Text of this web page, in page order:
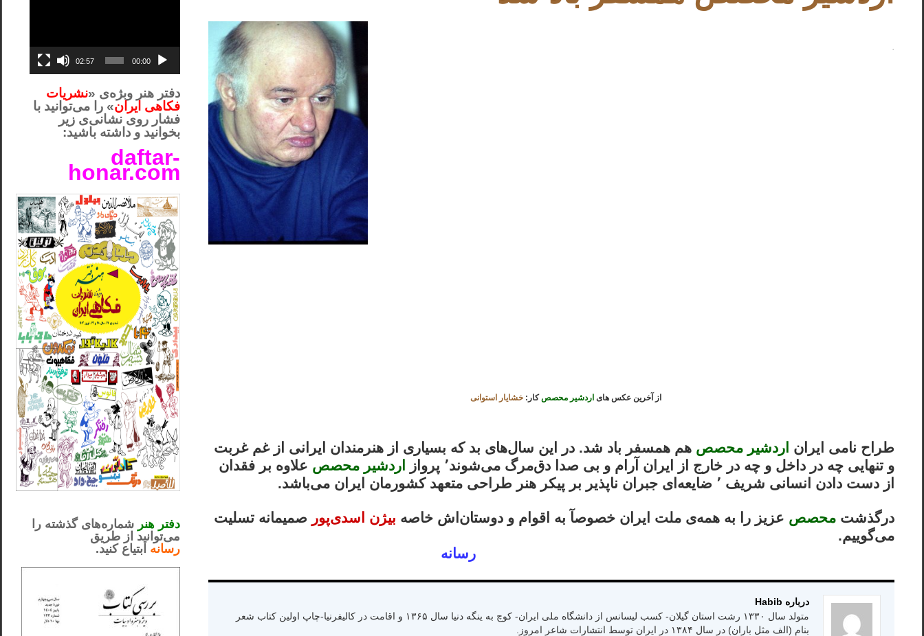
.
از آخرین عکس های اردشیر محصصکار: خشایار استوانی
طراح نامی ایران اردشیر محصص هم همسفر باد شد. در این سال‌های بد که بسیاری از هنرمندان ایرانی‌ از غم غربت
و تنهایی چه در داخل و چه در خارج از ایران آرام و بی صدا دق‌مرگ می‌شوند٬ پرواز
اردشیر محصص علاوه بر فقدان
از دست دادن انسانی شریف ٬ ضایعه‌ای جبران ناپذیر بر پیکر هنر طراحی متعهد کشورمان ایران می‌باشد.
درگذشت محصص عزیز را به همه‌ی ملت ایران خصوصآ به اقوام و دوستان‌اش خاصه بیژن اسدی‌پور صمیمانه تسلیت
می‌گوییم.
رسانه
درباره Habib
متولد سال ۱۳۳۰ رشت استان گیلان- کسب لیسانس از دانشگاه ملی ایران- کوچ به ینگه دنیا سال ۱۳۶۵ و اقامت در کالیفرنیا-چاپ اولین کتاب شعر
بنام (الف مثل باران) در سال ۱۳۸۴ در ایران توسط انتشارات شاعر امروز.
00:00
02:57
دفتر هنر وبژه‌ی «نشریات
فکاهی ایران» را می‌توانید با
فشار روی نشانی‌ی زیر
بخوانید و داشته باشید:
daftar-
honar.com
دفتر هنر شماره‌های گذشته را
می‌توانید از طریق
رسانه ابتیاع کنید.